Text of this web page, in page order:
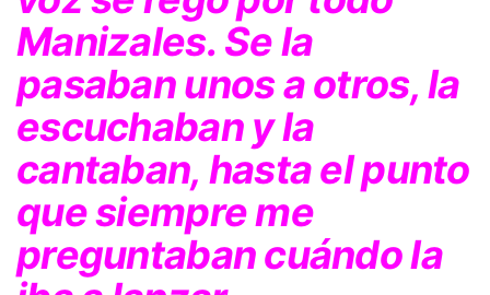
Manizales. Se la
pasaban unos a otros, la
escuchaban y la
cantaban, hasta el punto
que siempre me
preguntaban cuándo la